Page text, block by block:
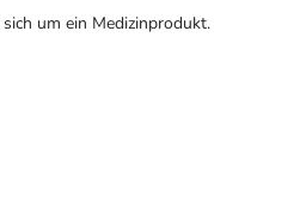
um ein Medizinprodukt.